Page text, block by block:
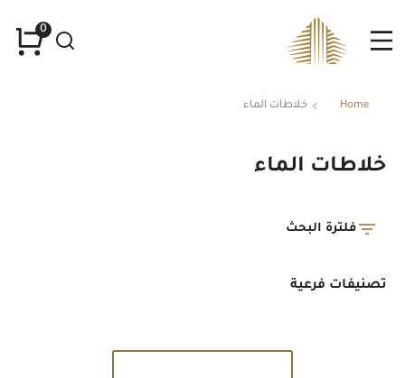
You are here:
Home خلاطات الماء
خلاطات الماء
فلترة البحث
تصنيفات فرعية